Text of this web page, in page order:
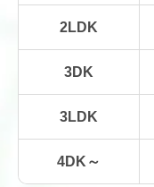
2LDK
3DK
3LDK
4DK～